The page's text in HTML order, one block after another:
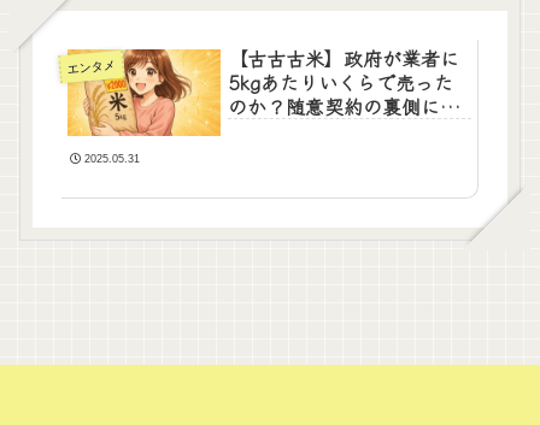
エンタメ
【古古古米】政府が業者に
5kgあたりいくらで売った
のか？随意契約の裏側に迫
2025.05.31